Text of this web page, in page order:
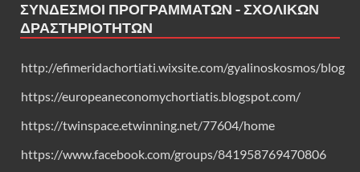
ΣΎΝΔΕΣΜΟΙ ΠΡΟΓΡΑΜΜΆΤΩΝ - ΣΧΟΛΙΚΏΝ
ΔΡΑΣΤΗΡΙΟΤΉΤΩΝ
http://efimeridachortiati.wixsite.com/gyalinoskosmos/blog
https://europeaneconomychortiatis.blogspot.com/
https://twinspace.etwinning.net/77604/home
https://www.facebook.com/groups/841958769470806